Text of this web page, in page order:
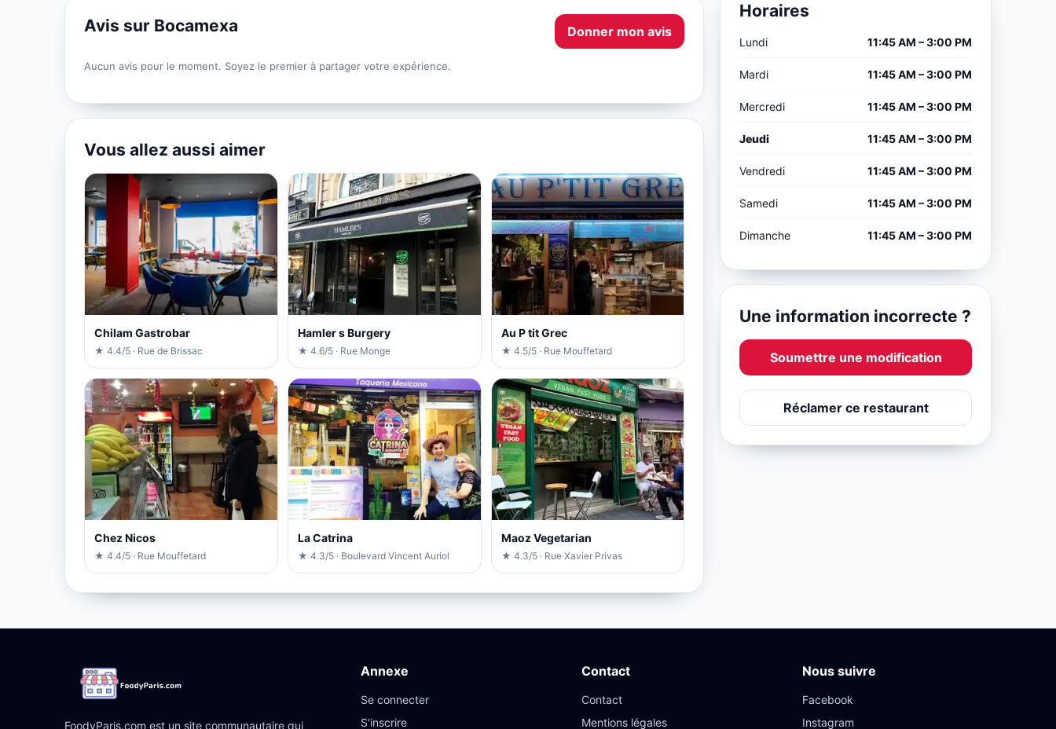
Avis sur Bocamexa Donner mon avis
Aucun avis pour le moment. Soyez le premier à partager votre expérience.
Vous allez aussi aimer
Chilam Gastrobar
★ 4.4/5 · Rue de Brissac
Hamler s Burgery
★ 4.6/5 · Rue Monge
Au P tit Grec
★ 4.5/5 · Rue Mouffetard
Chez Nicos
★ 4.4/5 · Rue Mouffetard
La Catrina
★ 4.3/5 · Boulevard Vincent Auriol
Maoz Vegetarian
★ 4.3/5 · Rue Xavier Privas
Horaires
Lundi 11:45 AM – 3:00 PM
Mardi 11:45 AM – 3:00 PM
Mercredi 11:45 AM – 3:00 PM
Jeudi 11:45 AM – 3:00 PM
Vendredi 11:45 AM – 3:00 PM
Samedi 11:45 AM – 3:00 PM
Dimanche 11:45 AM – 3:00 PM
Une information incorrecte ?
Soumettre une modification
Réclamer ce restaurant
FoodyParis.com est un site communautaire qui
Annexe
Se connecter
S'inscrire
Contact
Contact
Mentions légales
Nous suivre
Facebook
Instagram